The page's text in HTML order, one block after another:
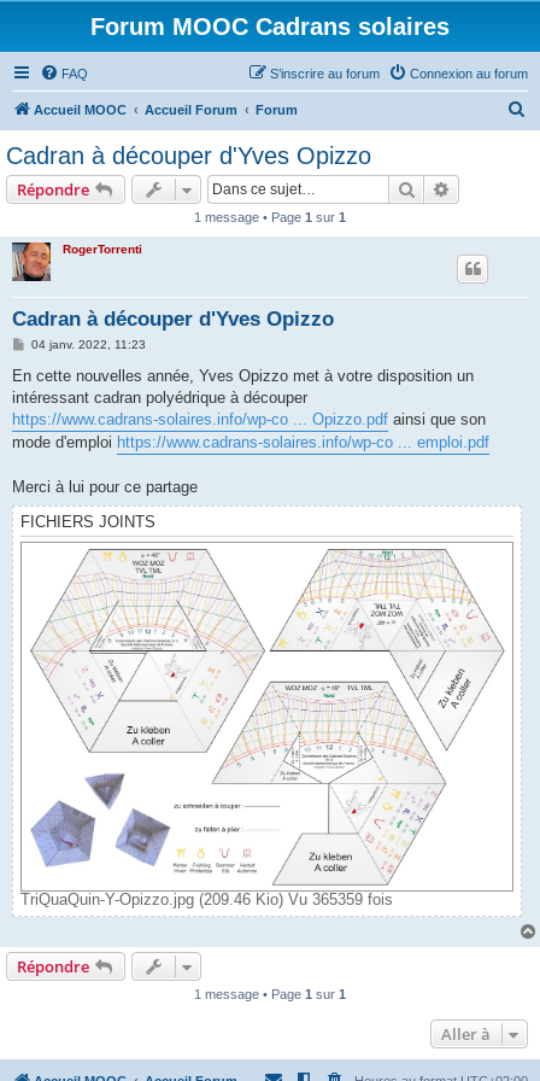
Forum MOOC Cadrans solaires
FAQ Connexion au forum
S’inscrire au forum
Accueil MOOC Accueil Forum Forum
Cadran à découper d'Yves Opizzo
Répondre Rechercher
1 message • Page 1 sur 1
RogerTorrenti
Cadran à découper d'Yves Opizzo
M
s
a
g
e
04 janv. 2022, 11:23
En cette nouvelles année, Yves Opizzo met à votre disposition un
intéressant cadran polyédrique à découper
https://www.cadrans-solaires.info/wp-co ... Opizzo.pdf ainsi que son
mode d'emploi https://www.cadrans-solaires.info/wp-co ... emploi.pdf
Merci à lui pour ce partage
FICHIERS JOINTS
TriQuaQuin-Y-Opizzo.jpg (209.46 Kio) Vu 365359 fois
Répondre
1 message • Page 1 sur 1
Aller à